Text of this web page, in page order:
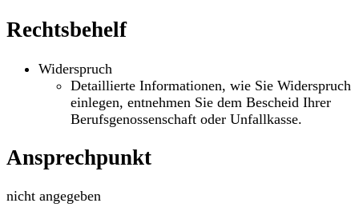
Rechtsbehelf
Widerspruch
Detaillierte Informationen, wie Sie Widerspruch
einlegen, entnehmen Sie dem Bescheid Ihrer
Berufsgenossenschaft oder Unfallkasse.
Ansprechpunkt
nicht angegeben